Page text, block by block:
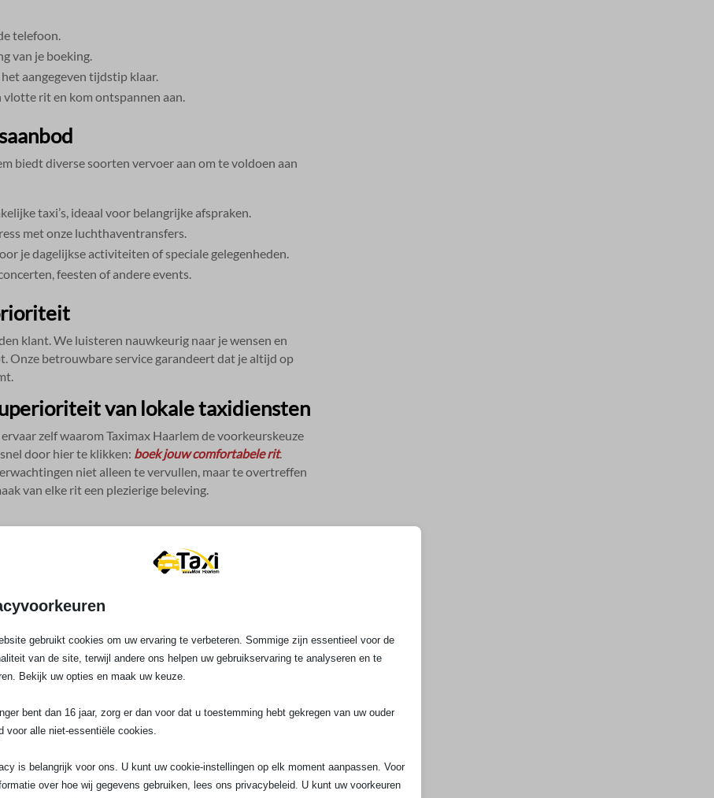
telefoon.​
van je boeking.​
aangegeven tijdstip klaar.​
vlotte rit en kom ontspannen aan.​
biedt diverse soorten vervoer aan om te voldoen aan
taxi’s, ideaal voor belangrijke afspraken.​
met onze luchthaventransfers.​
je dagelijkse activiteiten of speciale gelegenheden.​
feesten of andere events.​
klant.​ We luisteren nauwkeurig naar je wensen en
Onze betrouwbare service garandeert dat je altijd op
van lokale taxidiensten
zelf waarom Taximax Haarlem de voorkeurskeuze
door hier te klikken: boek jouw comfortabele rit.​
niet alleen te vervullen, maar te overtreffen
van elke rit een plezierige beleving.​
topservice bij lokale taxiritten?
een speciale gelegenheid in Haarlem?
anders dan andere taxidiensten?
gebruikt cookies om uw ervaring te verbeteren. Sommige zijn essentieel voor de
van de site, terwijl andere ons helpen uw gebruikservaring te analyseren en te
Bekijk uw opties en maak uw keuze.
bent dan 16 jaar, zorg er dan voor dat u toestemming hebt gekregen van uw ouder
voor alle niet-essentiële cookies.
is belangrijk voor ons. U kunt uw cookie-instellingen op elk moment aanpassen. Voor
over hoe wij gegevens gebruiken, lees ons privacybeleid. U kunt uw voorkeuren